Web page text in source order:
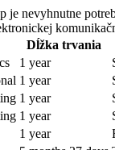
je nevyhnutne
Dĺžka trvania
1 year
1 year
1 year
1 year
1 year